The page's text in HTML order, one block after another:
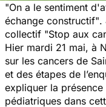
"On a le sentiment
échange constructif".
collectif "Stop aux
Hier mardi 21 mai, à
sur les cancers de
et des étapes de
expliquer la
pédiatriques dans